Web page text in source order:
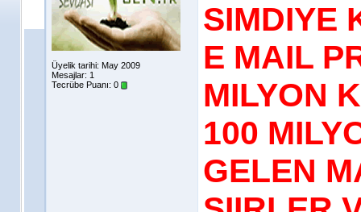
Üyelik tarihi: May 2009
Mesajlar: 1
Tecrübe Puanı: 0
SIMDIYE
E MAIL
MILYON
100
GELEN